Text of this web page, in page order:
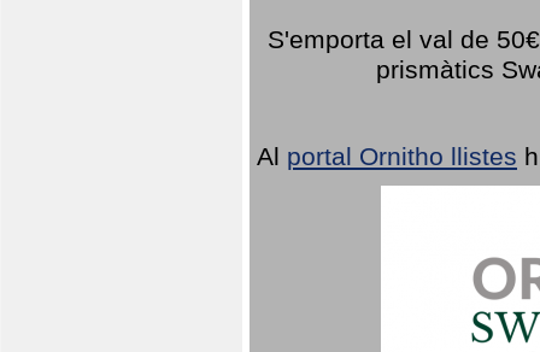
S'emporta el val de
prismàtics
Al portal Ornitho llistes